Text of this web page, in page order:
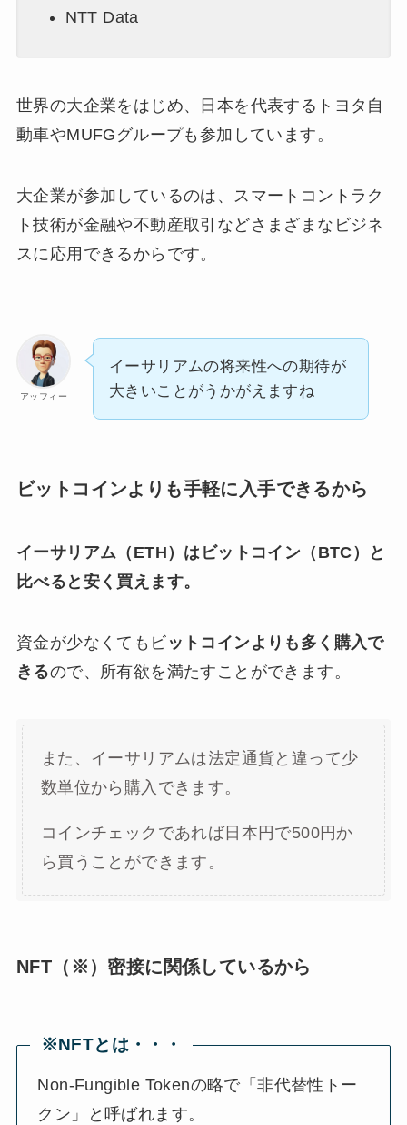
NTT Data
世界の大企業をはじめ、日本を代表するトヨタ自
動車やMUFGグループも参加しています。
大企業が参加しているのは、スマートコントラク
ト技術が金融や不動産取引などさまざまなビジネ
スに応用できるからです。
アッフィー
イーサリアムの将来性への期待が
大きいことがうかがえますね
ビットコインよりも手軽に入手できるから
イーサリアム（ETH）はビットコイン（BTC）と
比べると安く買えます。
資金が少なくてもビ ットコインよりも多く購入で
きるので、所有欲を満たすことができます。
また、イーサリアムは法定通貨と違って少
数単位から購入できます。
コインチェックであれば日本円で500円か
ら買うことができます。
NFT（※）密接に関係しているから
※NFTとは・・・
Non-Fungible Tokenの略で「非代替性トー
クン」と呼ばれます。